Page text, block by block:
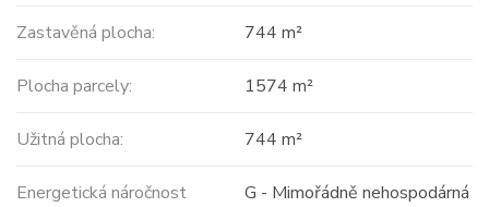
Zastavěná plocha: 744 m²
Plocha parcely: 1574 m²
Užitná plocha: 744 m²
Energetická náročnost
G - Mimořádně nehospodárná